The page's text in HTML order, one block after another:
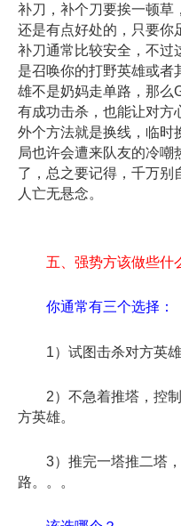
补刀，补个刀要挨一顿草
还是有点好处的，只要你
补刀通常比较安全，不过
是召唤你的打野英雄或者
雄不是奶妈走单路，那么
有成功击杀，也能让对方
外个方法就是换线，临时
局也许会遭来队友的冷嘲
了，总之要记得，千万别
人亡无悬念。
五、强势方该做些什
你通常有三个选择：
1）试图击杀对方英雄
2）不急着推塔，控制
方英雄。
3）推完一塔推二塔，
路。。。